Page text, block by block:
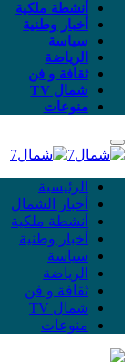
أنشطة ملكية
أخبار وطنية
سياسة
الرياضة
ثقافة و فن
شمال TV
منوعات
الرئيسية
أخبار الشمال
أنشطة ملكية
أخبار وطنية
سياسة
الرياضة
ثقافة و فن
شمال TV
منوعات